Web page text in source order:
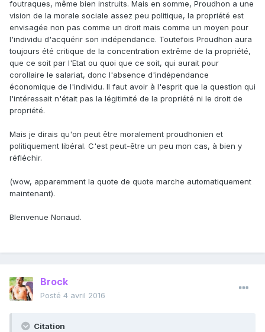
foutraques, même bien instruits. Mais en somme, Proudhon a une
vision de la morale sociale assez peu politique, la propriété est
envisagée non pas comme un droit mais comme un moyen pour
l'individu d'acquérir son indépendance. Toutefois Proudhon aura
toujours été critique de la concentration extrême de la propriété,
que ce soit par l'Etat ou quoi que ce soit, qui aurait pour
corollaire le salariat, donc l'absence d'indépendance
économique de l'individu. Il faut avoir à l'esprit que la question qui
l'intéressait n'était pas la légitimité de la propriété ni le droit de
propriété.
Mais je dirais qu'on peut être moralement proudhonien et
politiquement libéral. C'est peut-être un peu mon cas, à bien y
réfléchir.
(wow, apparemment la quote de quote marche automatiquement
maintenant).
BIenvenue Nonaud.
Brock
Posté 4 avril 2016
Citation